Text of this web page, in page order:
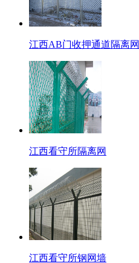
江西AB门收押通道隔离网
江西看守所隔离网
江西看守所钢网墙